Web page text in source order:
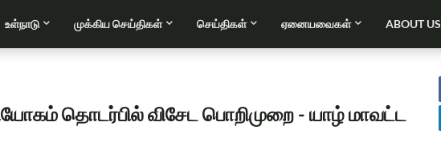
உள்நாடு முக்கிய செய்திகள் செய்திகள் ஏனையவைகள் ABOUT US
தொடர்பில் விசேட பொறிமுறை - யாழ் மாவட்ட